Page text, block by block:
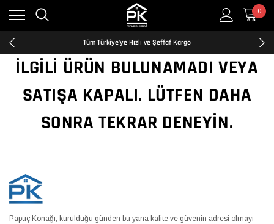
0
Kredi Kartına Taksit İmkanı
2500₺ ve Üzeri Ücretsiz Kargo
Tüm Türkiye'ye Hızlı ve Şeffaf Kargo
Kredi Kartına Taksit İmkanı
2500₺ ve Üzeri Ücretsiz Kargo
Kredi Kartına Taksit İmkanı
İLGILI ÜRÜN BULUNAMADI VEYA
SATIŞA KAPALI. LÜTFEN DAHA
SONRA TEKRAR DENEYIN.
Papuç Konağı, kurulduğu günden bu yana kalite ve güvenin adresi olmayı